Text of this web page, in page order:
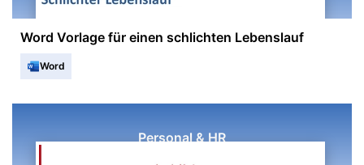
Word Vorlage für einen schlichten Lebenslauf
Word
Personal & HR